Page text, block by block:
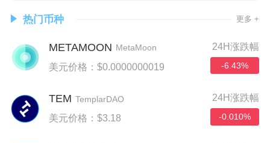
热门币种 更多 +
METAMOON MetaMoon
美元价格：$0.0000000019
24H涨跌幅
-6.43%
TEM TemplarDAO
美元价格：$3.18
24H涨跌幅
-0.010%